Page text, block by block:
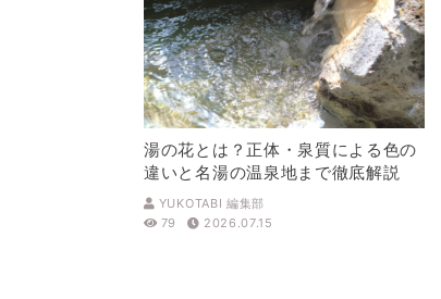
湯の花とは？正体・泉質による色の
違いと名湯の温泉地まで徹底解説
YUKOTABI 編集部
79
2026.07.15